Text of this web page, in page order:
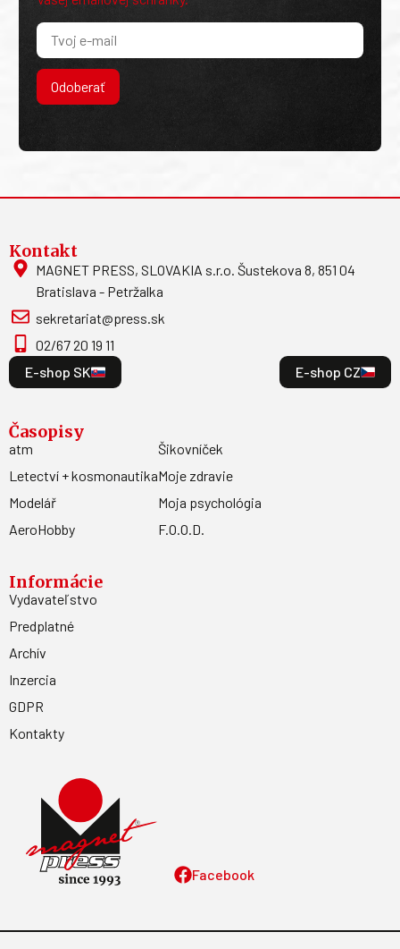
Odoberať
Facebook
Kontakt
MAGNET PRESS, SLOVAKIA s.r.o. Šustekova 8, 851 04
Bratislava - Petržalka
sekretariat@press.sk
02/67 20 19 11
E-shop SK
E-shop CZ
Časopisy
atm
Letectví + kosmonautika
Modelář
AeroHobby
Šikovníček
Moje zdravie
Moja psychológia
F.O.O.D.
Informácie
Vydavateľstvo
Predplatné
Archív
Inzercia
GDPR
Kontakty